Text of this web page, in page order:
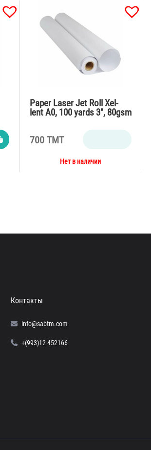
Paper Laser Jet Roll Xel-
lent A0, 100 yards 3″, 80gsm
700 TMT
Нет в наличии
Контакты
info@sabtm.com
+(993)12 452166